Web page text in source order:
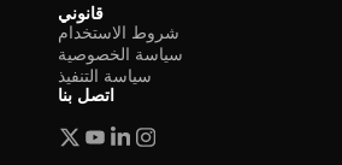
قانوني
شروط الاستخدام
سياسة الخصوصية
سياسة التنفيذ
اتصل بنا